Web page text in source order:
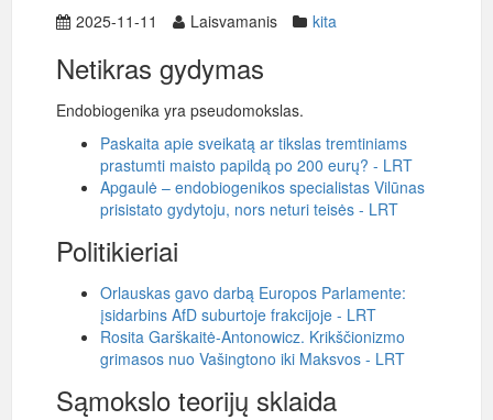
2025-11-11 Laisvamanis kita
Netikras gydymas
Endobiogenika yra pseudomokslas.
Paskaita apie sveikatą ar tikslas tremtiniams
prastumti maisto papildą po 200 eurų? - LRT
Apgaulė – endobiogenikos specialistas Vilūnas
prisistato gydytoju, nors neturi teisės - LRT
Politikieriai
Orlauskas gavo darbą Europos Parlamente:
įsidarbins AfD suburtoje frakcijoje - LRT
Rosita Garškaitė-Antonowicz. Krikščionizmo
grimasos nuo Vašingtono iki Maksvos - LRT
Sąmokslo teorijų sklaida